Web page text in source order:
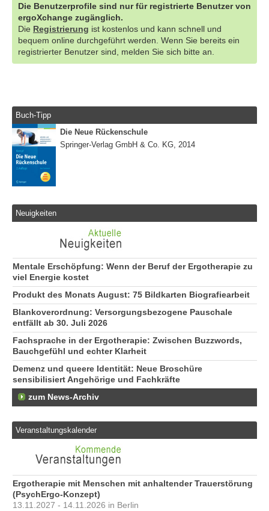
Die Benutzerprofile sind nur für registrierte Benutzer von
ergoXchange zugänglich.
Die Registrierung ist kostenlos und kann schnell und
bequem online durchgeführt werden. Wenn Sie bereits ein
registrierter Benutzer sind, melden Sie sich bitte an.
Buch-Tipp
Die Neue Rückenschule
Springer-Verlag GmbH & Co. KG, 2014
Neuigkeiten
Mentale Erschöpfung: Wenn der Beruf der Ergotherapie zu
viel Energie kostet
Produkt des Monats August: 75 Bildkarten Biografiearbeit
Blankoverordnung: Versorgungsbezogene Pauschale
entfällt ab 30. Juli 2026
Fachsprache in der Ergotherapie: Zwischen Buzzwords,
Bauchgefühl und echter Klarheit
Demenz und queere Identität: Neue Broschüre
sensibilisiert Angehörige und Fachkräfte
zum News-Archiv
Veranstaltungskalender
Ergotherapie mit Menschen mit anhaltender Trauerstörung
(PsychErgo-Konzept)
13.11.2027 - 14.11.2026 in Berlin